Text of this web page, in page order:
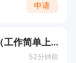
申请
花花牛低温牛奶业务配送司机（工作简单上手快+餐补+可直接电话详询）
52分钟前